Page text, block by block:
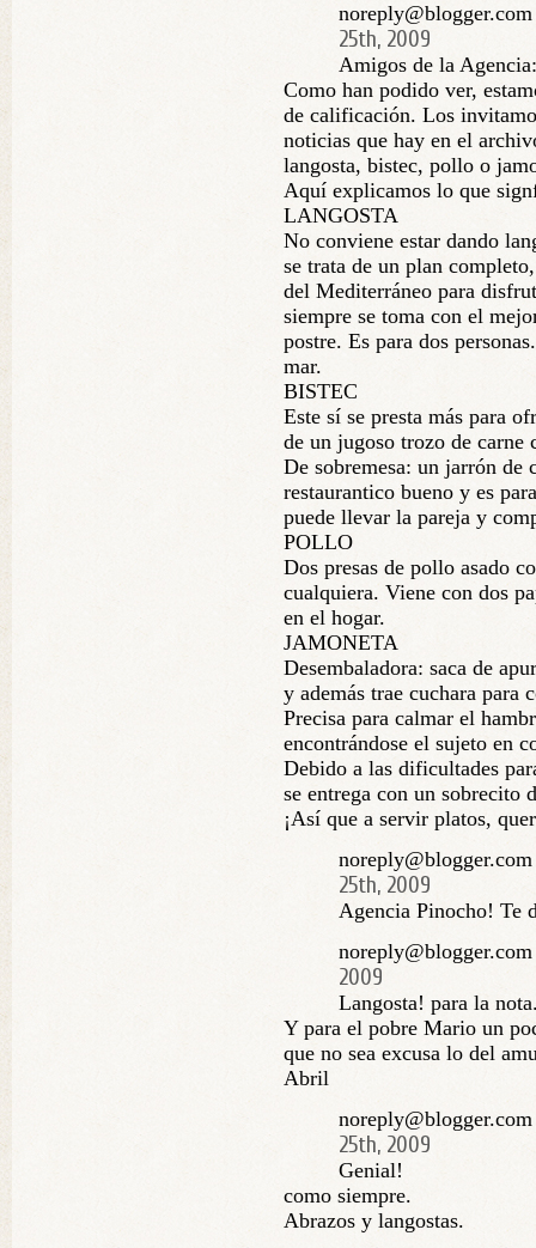
25th, 2009
Amigos de la Agencia:
Como han podido ver,
de calificación. Los
noticias que hay en el
langosta, bistec, pollo o
Aquí explicamos lo que
LANGOSTA
No conviene estar dando
se trata de un plan
del Mediterráneo para
siempre se toma con el
postre. Es para dos
mar.
BISTEC
Este sí se presta más para
de un jugoso trozo de carne
De sobremesa: un jarrón de
restaurantico bueno y es
puede llevar la pareja y
POLLO
Dos presas de pollo asado
cualquiera. Viene con dos
en el hogar.
JAMONETA
Desembaladora: saca de
y además trae cuchara para
Precisa para calmar el
encontrándose el sujeto en
Debido a las dificultades
se entrega con un sobrecito
¡Así que a servir platos,
25th, 2009
Agencia Pinocho! Te
2009
Langosta! para la
Y para el pobre Mario un
que no sea excusa lo del
Abril
25th, 2009
Genial!
como siempre.
Abrazos y langostas.